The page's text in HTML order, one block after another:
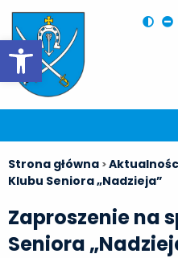
Otwórz pasek narzędzi
Strona główna >
Klubu Seniora „Nadzieja”
Zaproszenie na
Seniora